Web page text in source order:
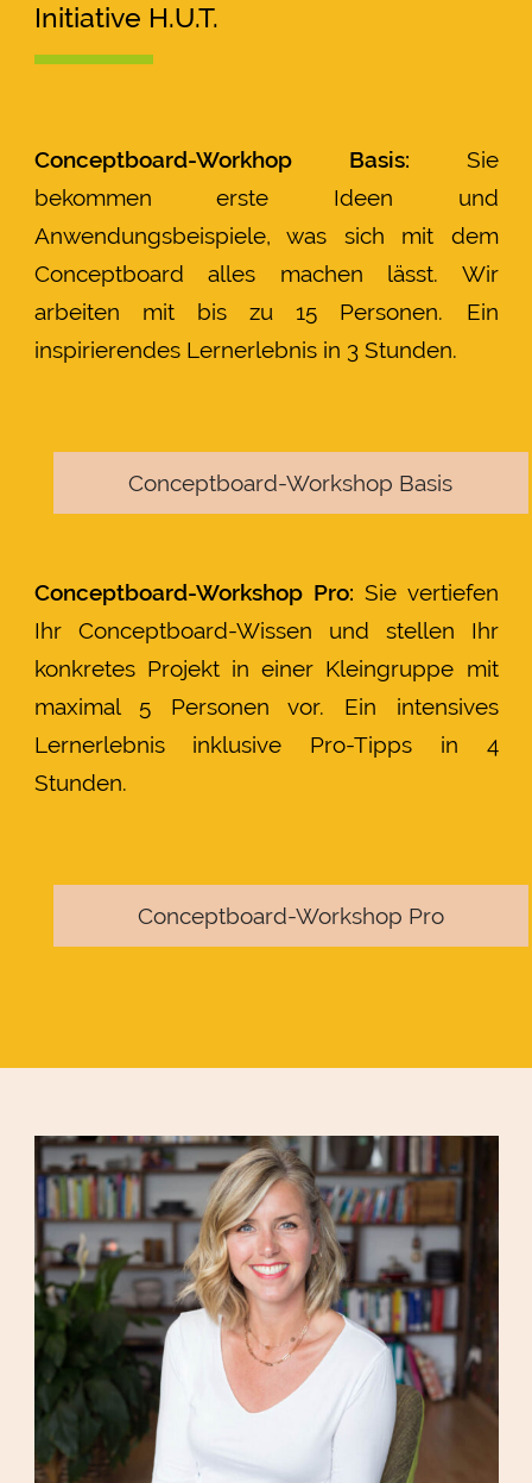
Initiative H.U.T.
Conceptboard-Workhop Basis: Sie
bekommen erste Ideen und
Anwendungsbeispiele, was sich mit dem
Conceptboard alles machen lässt. Wir
arbeiten mit bis zu 15 Personen. Ein
inspirierendes Lernerlebnis in 3 Stunden.
Conceptboard-Workshop Basis
Conceptboard-Workshop Pro: Sie vertiefen
Ihr Conceptboard-Wissen und stellen Ihr
konkretes Projekt in einer Kleingruppe mit
maximal 5 Personen vor. Ein intensives
Lernerlebnis inklusive Pro-Tipps in 4
Stunden.
Conceptboard-Workshop Pro